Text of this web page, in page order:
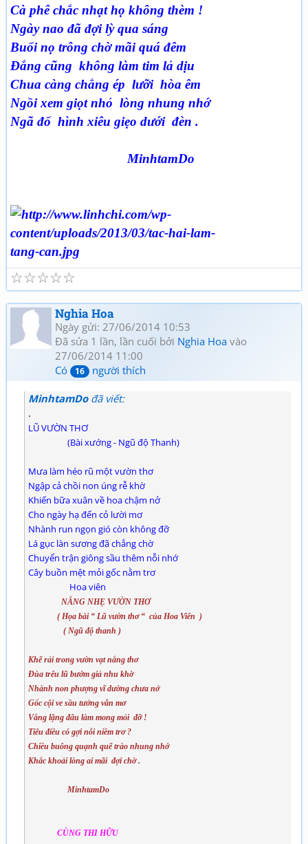
Cà phê chắc nhạt họ không thèm !
Ngày nao đã đợi lỳ qua sáng
Buổi nọ trông chờ mãi quá đêm
Đắng cũng không làm tim lả dịu
Chua càng chẳng ép lưỡi hòa êm
Ngồi xem giọt nhỏ lòng nhung nhớ
Ngã đổ hình xiêu giẹo dưới đèn .
MinhtamDo
☆
☆
☆
☆
☆
Nghia Hoa
Ngày gửi: 27/06/2014 10:53
Đã sửa 1 lần, lần cuối bởi Nghia Hoa vào
27/06/2014 11:00
Có
16 người thích
MinhtamDođã viết:
.
LŨ VƯỜN THƠ
(Bài xướng - Ngũ độ Thanh)
Mưa làm héo rũ một vườn thơ
Ngập cả chồi non úng rễ khờ
Khiến bữa xuân về hoa chậm nở
Cho ngày hạ đến cỏ lười mơ
Nhành run ngọn gió còn không đỡ
Lá gục làn sương đã chẳng chờ
Chuyển trận giông sầu thêm nỗi nhớ
Cây buồn mệt mỏi gốc nằm trơ
Hoa viên
NẮNG NHẸ VƯỜN THƠ
( Họa bài “ Lũ vườn thơ “ của Hoa Viên )
( Ngũ độ thanh )
Khẽ rải trong vườn vạt nắng thơ
Đùa trêu lũ bướm giả nhu khờ
Nhành non phượng vĩ dường chưa nở
Gốc cội ve sầu tưởng vẫn mơ
Vắng lặng đâu làm mong mỏi đỡ !
Tiêu điều có gợi nỗi niềm trơ ?
Chiều buông quạnh quẽ trào nhung nhớ
Khắc khoải lòng ai mãi đợi chờ .
MinhtamDo
CÙNG THI HỮU